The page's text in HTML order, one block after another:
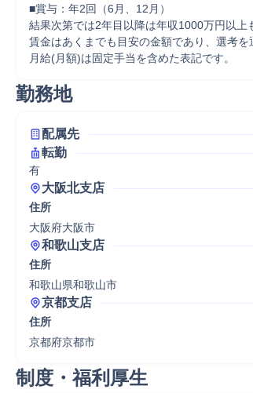
■賞与：年2回（6月、12月）
結果次第では2年目以降は年収1000万円以上
賃金はあくまでも目安の金額であり、選考を
月給(月額)は固定手当を含めた表記です。
勤務地
配属先
転勤
有
大阪北支店
住所
大阪府大阪市
和歌山支店
住所
和歌山県和歌山市
京都支店
住所
京都府京都市
制度・福利厚生